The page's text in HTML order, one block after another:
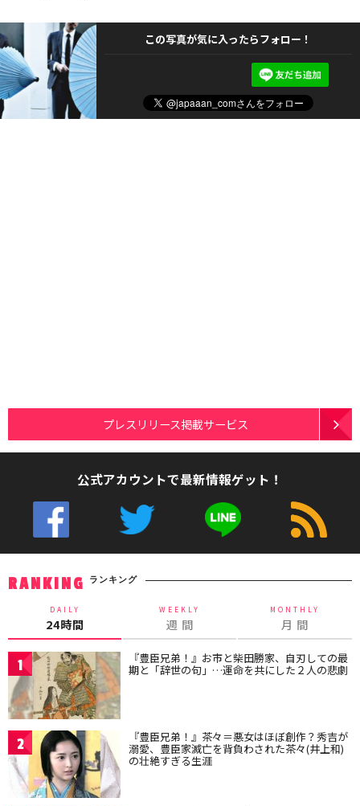
この写真が気に入ったらフォロー！
プレスリリース掲載サービス
公式アカウントで最新情報ゲット！
RANKING ランキング
DAILY
24時間
WEEKLY
週 間
MONTHLY
月 間
1 『豊臣兄弟！』お市と柴田勝家、自刃しての最
期と「辞世の句」…運命を共にした２人の悲劇
2 『豊臣兄弟！』茶々＝悪女はほぼ創作？秀吉が
溺愛、豊臣家滅亡を背負わされた茶々(井上和)
の壮絶すぎる生涯